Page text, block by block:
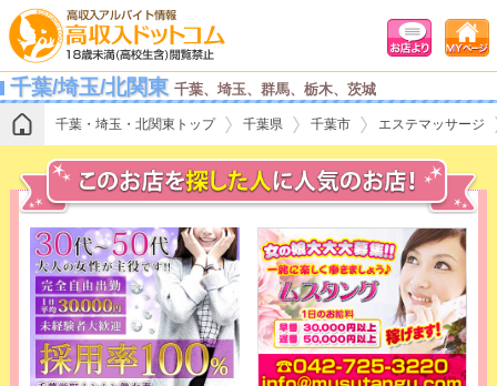
千葉/埼玉/北関東 千葉、埼玉、群馬、栃木、茨城
千葉・埼玉・北関東トップ 千葉県 千葉市 エステマッサージ